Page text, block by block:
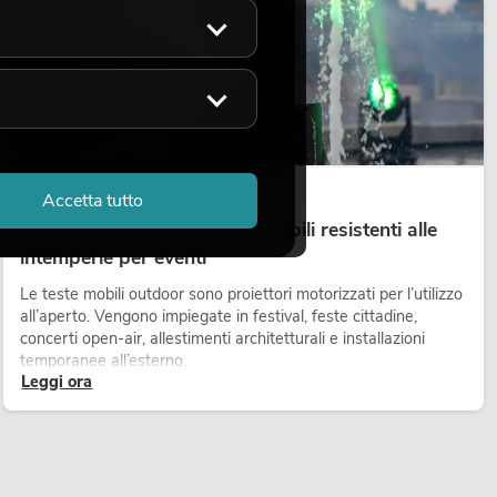
14.05.2026
Teste mobili outdoor: teste mobili resistenti alle
intemperie per eventi
Le teste mobili outdoor sono proiettori motorizzati per l’utilizzo
all’aperto. Vengono impiegate in festival, feste cittadine,
concerti open-air, allestimenti architetturali e installazioni
temporanee all’esterno.
Leggi ora
Accetta tutto